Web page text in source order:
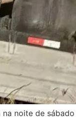
noite de